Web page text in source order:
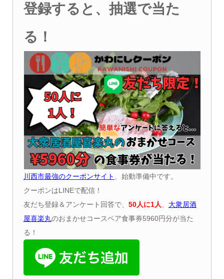
登録すると、抽選で当た
る！
川西市最強のクーポンサイト
、始動準備中です。
クーポンはLINEで配信！
友だち登録＆アンケート回答で、 50人に1人
大衆居酒
屋喜楽丸のおまかせコースペア食事券5960円分が当た
る！